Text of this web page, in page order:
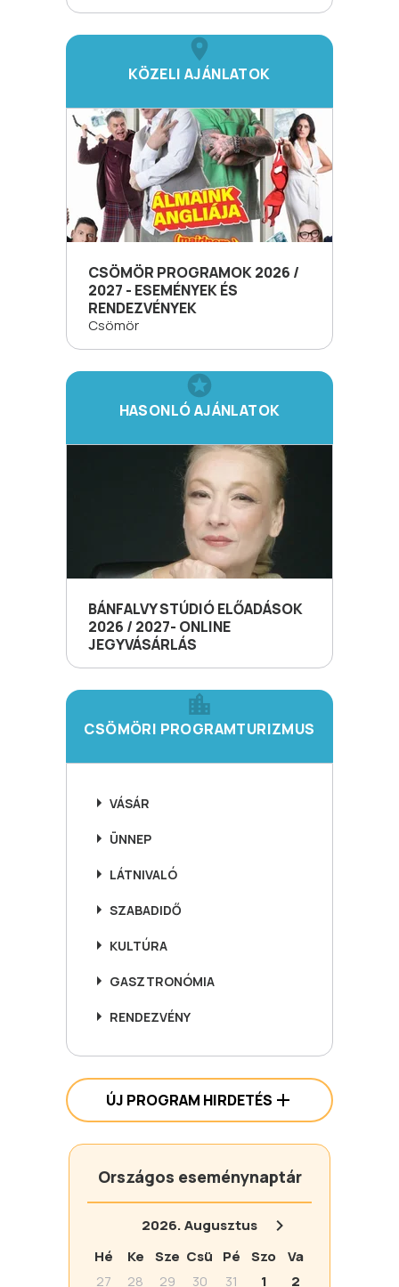
KÖZELI AJÁNLATOK
CSÖMÖR PROGRAMOK 2026 /
2027 - ESEMÉNYEK ÉS
RENDEZVÉNYEK
Csömör
HASONLÓ AJÁNLATOK
BÁNFALVY STÚDIÓ ELŐADÁSOK
2026 / 2027- ONLINE
JEGYVÁSÁRLÁS
CSÖMÖRI PROGRAMTURIZMUS
VÁSÁR
ÜNNEP
LÁTNIVALÓ
SZABADIDŐ
KULTÚRA
GASZTRONÓMIA
RENDEZVÉNY
ÚJ PROGRAM HIRDETÉS
Országos eseménynaptár
2026.Augusztus
Hé
Ke Sze Csü Pé Szo
Va
27
28 29 30 31 1 2